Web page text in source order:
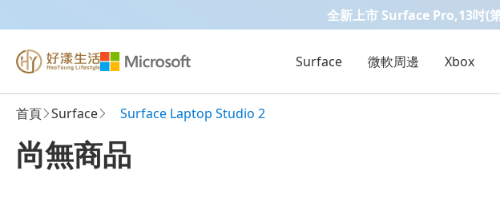
全新上市 Surface Pro,13吋(
Surface 微軟周邊 Xbox
首頁 Surface Surface Laptop Studio 2
尚無商品